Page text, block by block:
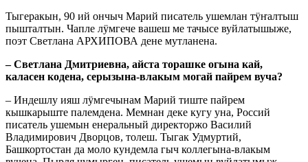
Тыгеракын, 90 ий ончыч Марий писатель ушемлан тӱҥалтыш
пышталтын. Чапле лӱмгече вашеш ме тачысе вуйлатышыже,
поэт Светлана АРХИПОВА дене мутланена.
– Светлана Дмитриевна, айста торашке огына кай,
каласен кодена, серызына-влакым могай пайрем вуча?
– Индешлу ияш лӱмгечынам Марий тиште пайрем
кышкарыште палемдена. Мемнан деке кугу уна, Россий
писатель ушемын енеральный директоржо Василий
Владимирович Дворцов, толеш. Тыгак Удмуртий,
Башкортостан да моло кундемла гыч коллегына-влакым